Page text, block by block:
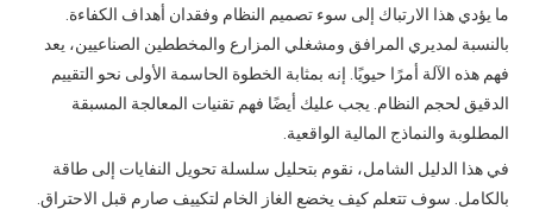
ما يؤدي هذا الارتباك إلى سوء تصميم النظام وفقدان أهداف الكفاءة.
بالنسبة لمديري المرافق ومشغلي المزارع والمخططين الصناعيين، يعد
فهم هذه الآلة أمرًا حيويًا. إنه بمثابة الخطوة الحاسمة الأولى نحو التقييم
الدقيق لحجم النظام. يجب عليك أيضًا فهم تقنيات المعالجة المسبقة
المطلوبة والنماذج المالية الواقعية.
في هذا الدليل الشامل، نقوم بتحليل سلسلة تحويل النفايات إلى طاقة
بالكامل. سوف تتعلم كيف يخضع الغاز الخام لتكييف صارم قبل الاحتراق.